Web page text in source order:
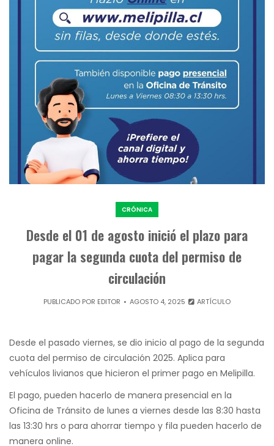
CRÓNICA
Desde el 01 de agosto inició el plazo para
pagar la segunda cuota del permiso de
circulación
PUBLICADO POR EDITOR AGOSTO 4, 2025 ARTÍCULO
Desde el pasado viernes, se dio inicio al pago de la segunda
cuota del permiso de circulación 2025. Aplica para
vehículos livianos que hicieron el primer pago en Melipilla.
El pago, pueden hacerlo de manera presencial en la
Oficina de Tránsito de lunes a viernes desde las 8:30 hasta
las 13:30 hrs o para ahorrar tiempo y fila pueden hacerlo de
manera online.